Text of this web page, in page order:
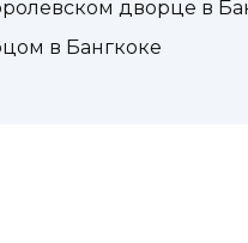
дворце в
в Бангкоке